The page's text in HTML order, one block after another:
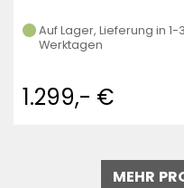
Auf Lager, Lieferung in 1-3
Werktagen
1.299,- €
MEHR